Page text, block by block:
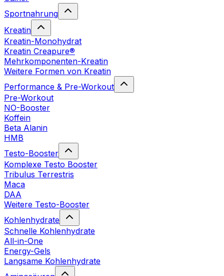
Sportnahrung
Kreatin
Kreatin-Monohydrat
Kreatin Creapure®
Mehrkomponenten-Kreatin
Weitere Formen von Kreatin
Performance & Pre-Workout
Pre-Workout
NO-Booster
Koffein
Beta Alanin
HMB
Testo-Booster
Komplexe Testo Booster
Tribulus Terrestris
Maca
DAA
Weitere Testo-Booster
Kohlenhydrate
Schnelle Kohlenhydrate
All-in-One
Energy-Gels
Langsame Kohlenhydrate